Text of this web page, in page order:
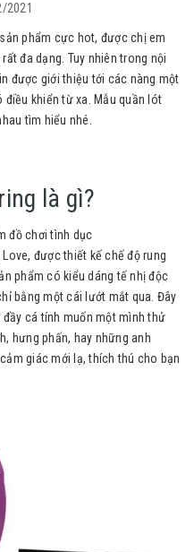
2021
phẩm cực hot, được chị em
đa dạng. Tuy nhiên trong nội
được giới thiệu tới các nàng một
khiển từ xa. Mẫu quần lót
tìm hiểu nhé.
là gì?
đồ chơi tình dục
được thiết kế chế độ rung
phẩm có kiểu dáng tế nhị độc
bằng một cái lướt mắt qua. Đây
cá tính muốn một mình thử
hưng phấn, hay những anh
giác mới lạ, thích thú cho bạn